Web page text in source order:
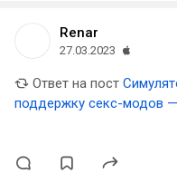
Renar
27.03.2023
Ответ на пост
поддержку секс-модов